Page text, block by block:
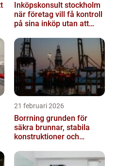
Inköpskonsult stockholm
när företag vill få kontroll
på sina inköp utan att
21 februari 2026
Borrning grunden för
säkra brunnar, stabila
konstruktioner och